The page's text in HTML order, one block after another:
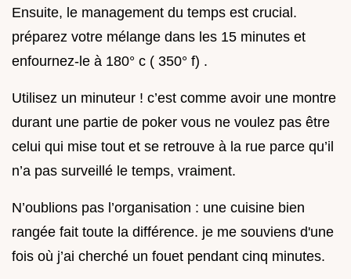
Ensuite, le management du temps est crucial.
préparez votre mélange dans les 15 minutes et
enfournez-le à 180° c ( 350° f) .
Utilisez un minuteur ! c’est comme avoir une montre
durant une partie de poker vous ne voulez pas être
celui qui mise tout et se retrouve à la rue parce qu’il
n’a pas surveillé le temps, vraiment.
N’oublions pas l’organisation : une cuisine bien
rangée fait toute la différence. je me souviens d'une
fois où j’ai cherché un fouet pendant cinq minutes.